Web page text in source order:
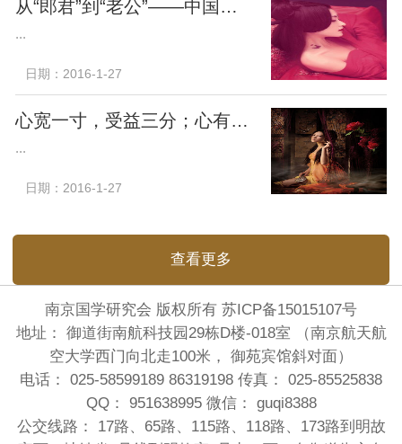
从“郎君”到“老公”——中国丈夫称谓堕落史
...
日期：2016-1-27
心宽一寸，受益三分；心有多大，福有多大
...
日期：2016-1-27
查看更多
南京国学研究会 版权所有 苏ICP备15015107号
地址： 御道街南航科技园29栋D楼-018室 （南京航天航
空大学西门向北走100米， 御苑宾馆斜对面）
电话： 025-58599189 86319198 传真： 025-85525838
QQ： 951638995 微信： guqi8388
公交线路： 17路、65路、115路、118路、173路到明故